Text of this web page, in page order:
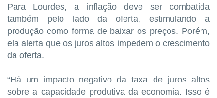
Para Lourdes, a inflação deve ser combatida
também pelo lado da oferta, estimulando a
produção como forma de baixar os preços. Porém,
ela alerta que os juros altos impedem o crescimento
da oferta.
“Há um impacto negativo da taxa de juros altos
sobre a capacidade produtiva da economia. Isso é